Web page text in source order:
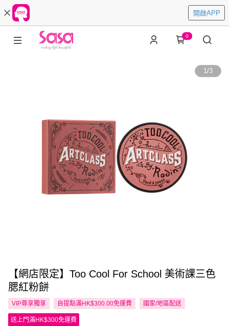
開啟APP
0
1/3
【網店限定】Too Cool For School 美術課三色
腮紅粉餅
VIP尊享獨享 自提點滿HK$300.00免運費 國家/地區配送
送上門滿HK$300免運費